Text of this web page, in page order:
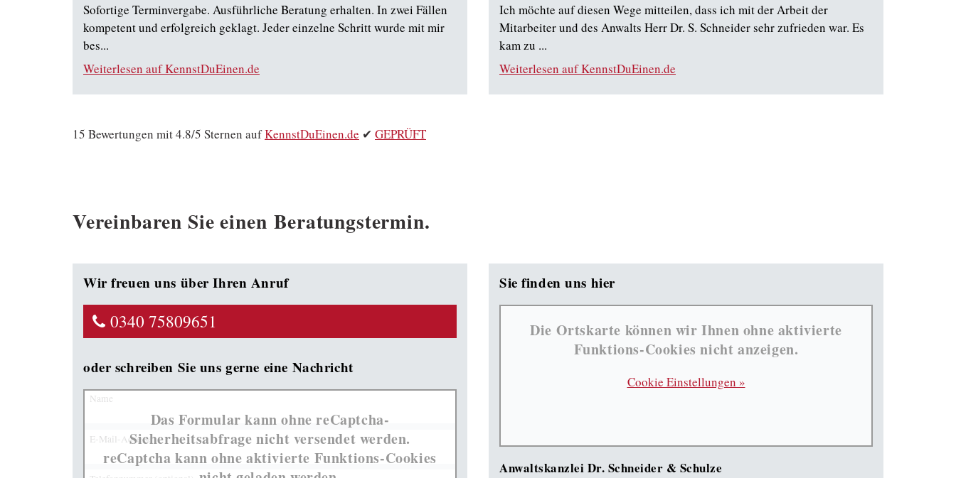
Sofortige Terminvergabe. Ausführliche Beratung erhalten. In zwei Fällen
kompetent und erfolgreich geklagt. Jeder einzelne Schritt wurde mit mir
bes...
Weiterlesen auf KennstDuEinen.de
Ich möchte auf diesen Wege mitteilen, dass ich mit der Arbeit der
Mitarbeiter und des Anwalts Herr Dr. S. Schneider sehr zufrieden war. Es
kam zu ...
Weiterlesen auf KennstDuEinen.de
15 Bewertungen mit4.8/5 Sternen aufKennstDuEinen.de ✔ GEPRÜFT
Vereinbaren Sie einen Beratungstermin.
Wir freuen uns über Ihren Anruf
0340 75809651
oder schreiben Sie uns gerne eine Nachricht
Name
E-Mail-Adresse
Das Formular kann ohne reCaptcha-
Sicherheitsabfrage nicht versendet werden.
reCaptcha kann ohne aktivierte Funktions-Cookies
Sie finden uns hier
Die Ortskarte können wir Ihnen ohne aktivierte
Funktions-Cookies nicht anzeigen.
Cookie Einstellungen »
Anwaltskanzlei Dr. Schneider & Schulze